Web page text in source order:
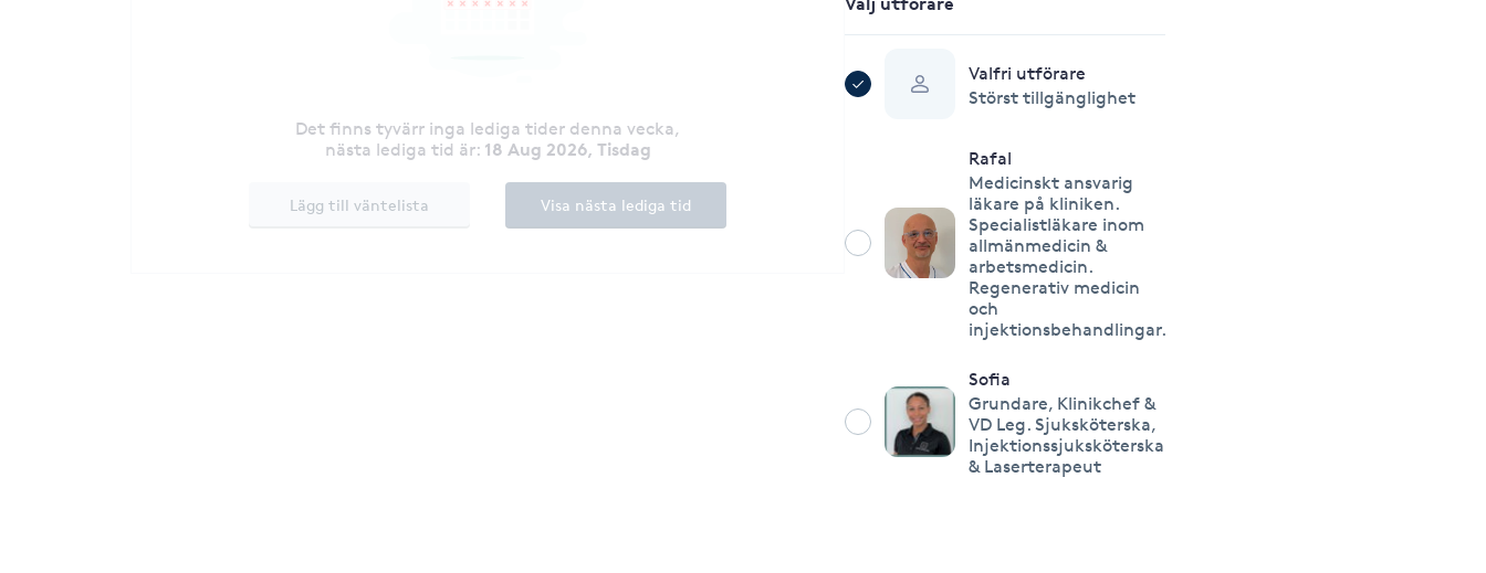
Det finns tyvärr inga lediga tider denna vecka,
nästa lediga tid är: 18 Aug 2026, Tisdag
Lägg till väntelista Visa nästa lediga tid
Valfri utförare
Störst tillgänglighet
Rafal
Medicinskt ansvarig
läkare på kliniken.
Specialistläkare inom
allmänmedicin &
arbetsmedicin.
Regenerativ medicin
och
injektionsbehandlingar.
Sofia
Grundare, Klinikchef &
VD Leg. Sjuksköterska,
Injektionssjuksköterska
& Laserterapeut